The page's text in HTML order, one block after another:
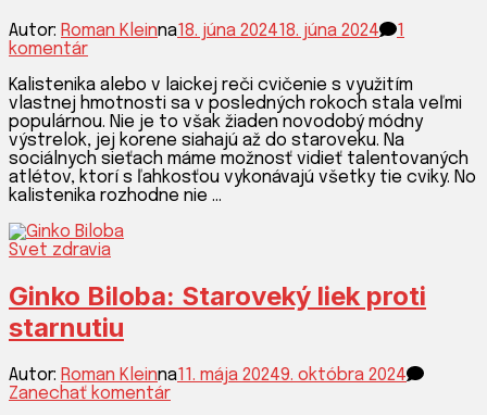
Autor: Roman Kleinna18. júna 202418. júna 2024
1
komentárna
začať
s
kalistenikou?
Kalistenika alebo v laickej reči cvičenie s využitím
vlastnej hmotnosti sa v posledných rokoch stala veľmi
populárnou. Nie je to však žiaden novodobý módny
výstrelok, jej korene siahajú až do staroveku. Na
sociálnych sieťach máme možnosť vidieť talentovaných
atlétov, ktorí s ľahkosťou vykonávajú všetky tie cviky. No
kalistenika rozhodne nie …
Svet zdravia
Ginko Biloba: Staroveký liek proti
starnutiu
Autor: Roman Kleinna11. mája 20249. októbra 2024
Zanechať komentárk